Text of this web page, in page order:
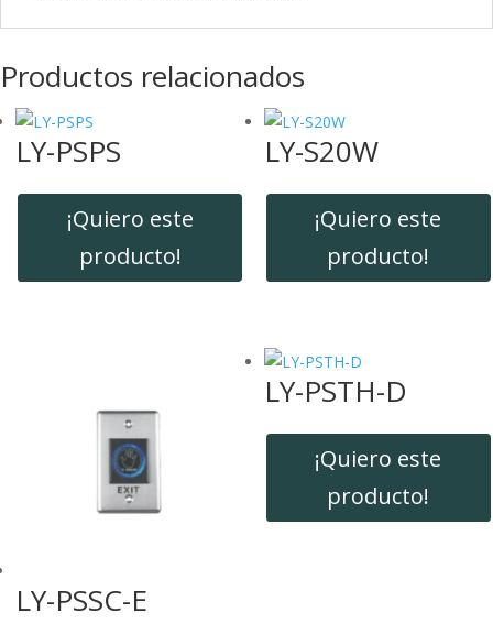
Productos relacionados
LY-PSPS
¡Quiero este
producto!
LY-S20W
¡Quiero este
producto!
LY-PSSC-E
LY-PSTH-D
¡Quiero este
producto!